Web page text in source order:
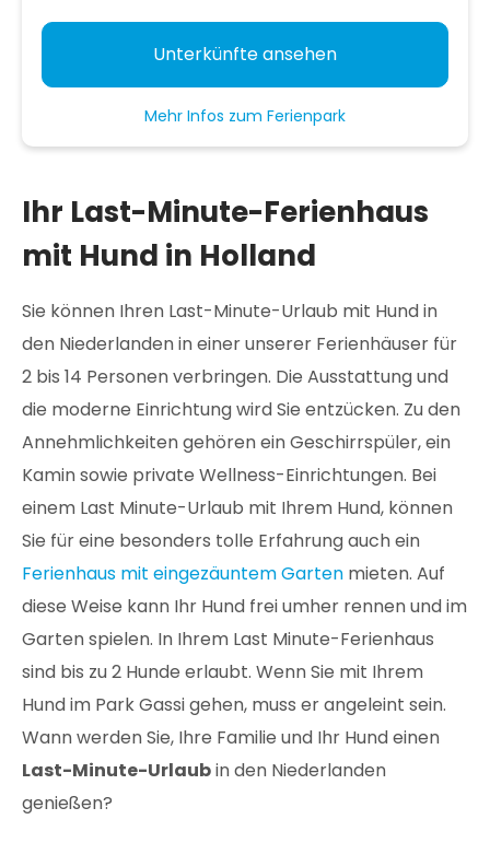
Unterkünfte ansehen
Mehr Infos zum Ferienpark
Ihr Last-Minute-Ferienhaus
mit Hund in Holland
Sie können Ihren Last-Minute-Urlaub mit Hund in
den Niederlanden in einer unserer Ferienhäuser für
2 bis 14 Personen verbringen. Die Ausstattung und
die moderne Einrichtung wird Sie entzücken. Zu den
Annehmlichkeiten gehören ein Geschirrspüler, ein
Kamin sowie private Wellness-Einrichtungen. Bei
einem Last Minute-Urlaub mit Ihrem Hund, können
Sie für eine besonders tolle Erfahrung auch ein
Ferienhaus mit eingezäuntem Garten mieten. Auf
diese Weise kann Ihr Hund frei umher rennen und im
Garten spielen. In Ihrem Last Minute-Ferienhaus
sind bis zu 2 Hunde erlaubt. Wenn Sie mit Ihrem
Hund im Park Gassi gehen, muss er angeleint sein.
Wann werden Sie, Ihre Familie und Ihr Hund einen
Last-Minute-Urlaubin den Niederlanden
genießen?